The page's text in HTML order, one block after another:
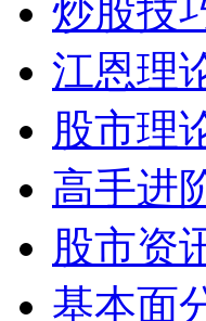
炒股技
江恩理
股市理
高手进
股市资
基本面